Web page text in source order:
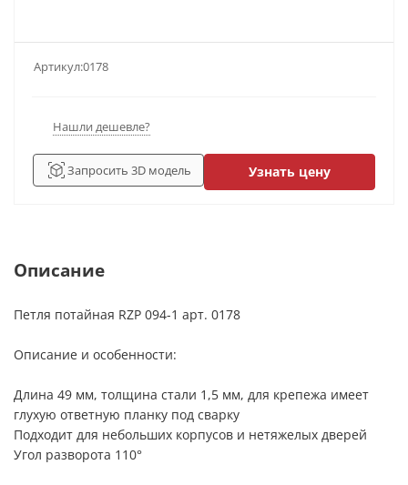
Артикул:0178
Нашли дешевле?
Запросить 3D модель Узнать цену
Описание
Петля потайная RZP 094-1 арт. 0178
Описание и особенности:
Длина 49 мм, толщина стали 1,5 мм, для крепежа имеет
глухую ответную планку под сварку
Подходит для небольших корпусов и нетяжелых дверей
Угол разворота 110°